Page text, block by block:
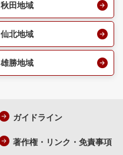
秋田地域
仙北地域
雄勝地域
ガイドライン
著作権・リンク・免責事項